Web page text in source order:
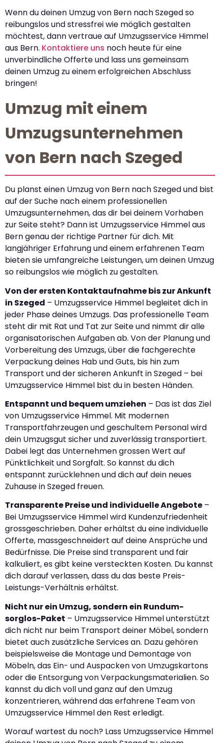
Wenn du deinen Umzug von Bern nach Szeged so
reibungslos und stressfrei wie möglich gestalten
möchtest, dann vertraue auf Umzugsservice Himmel
aus Bern. Kontaktiere uns noch heute für eine
unverbindliche Offerte und lass uns gemeinsam
deinen Umzug zu einem erfolgreichen Abschluss
bringen!
Umzug mit einem
Umzugsunternehmen
von Bern nach Szeged
Du planst einen Umzug von Bern nach Szeged und bist
auf der Suche nach einem professionellen
Umzugsunternehmen, das dir bei deinem Vorhaben
zur Seite steht? Dann ist Umzugsservice Himmel aus
Bern genau der richtige Partner für dich. Mit
langjähriger Erfahrung und einem erfahrenen Team
bieten sie umfangreiche Leistungen, um deinen Umzug
so reibungslos wie möglich zu gestalten.
Von der ersten Kontaktaufnahme bis zur Ankunft
in Szeged – Umzugsservice Himmel begleitet dich in
jeder Phase deines Umzugs. Das professionelle Team
steht dir mit Rat und Tat zur Seite und nimmt dir alle
organisatorischen Aufgaben ab. Von der Planung und
Vorbereitung des Umzugs, über die fachgerechte
Verpackung deines Hab und Guts, bis hin zum
Transport und der sicheren Ankunft in Szeged – bei
Umzugsservice Himmel bist du in besten Händen.
Entspannt und bequem umziehen – Das ist das Ziel
von Umzugsservice Himmel. Mit modernen
Transportfahrzeugen und geschultem Personal wird
dein Umzugsgut sicher und zuverlässig transportiert.
Dabei legt das Unternehmen grossen Wert auf
Pünktlichkeit und Sorgfalt. So kannst du dich
entspannt zurücklehnen und dich auf dein neues
Zuhause in Szeged freuen.
Transparente Preise und individuelle Angebote –
Bei Umzugsservice Himmel wird Kundenzufriedenheit
grossgeschrieben. Daher erhältst du eine individuelle
Offerte, massgeschneidert auf deine Ansprüche und
Bedürfnisse. Die Preise sind transparent und fair
kalkuliert, es gibt keine versteckten Kosten. Du kannst
dich darauf verlassen, dass du das beste Preis-
Leistungs-Verhältnis erhältst.
Nicht nur ein Umzug, sondern ein Rundum-
sorglos-Paket – Umzugsservice Himmel unterstützt
dich nicht nur beim Transport deiner Möbel, sondern
bietet auch zusätzliche Services an. Dazu gehören
beispielsweise die Montage und Demontage von
Möbeln, das Ein- und Auspacken von Umzugskartons
oder die Entsorgung von Verpackungsmaterialien. So
kannst du dich voll und ganz auf den Umzug
konzentrieren, während das erfahrene Team von
Umzugsservice Himmel den Rest erledigt.
Worauf wartest du noch? Lass Umzugsservice Himmel